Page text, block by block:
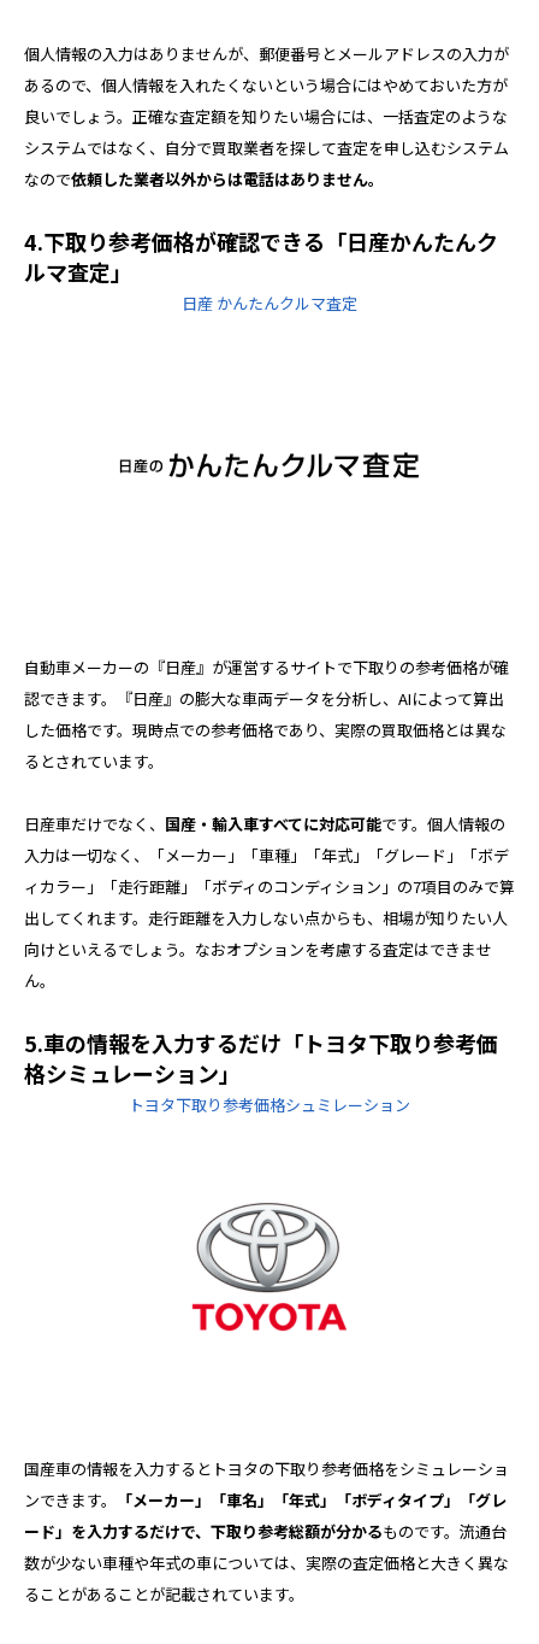
個人情報の入力はありませんが、郵便番号とメールアドレスの入力が
あるので、個人情報を入れたくないという場合にはやめておいた方が
良いでしょう。正確な査定額を知りたい場合には、一括査定のような
システムではなく、自分で買取業者を探して査定を申し込むシステム
なので依頼した業者以外からは電話はありません。
4.下取り参考価格が確認できる「日産かんたんク
ルマ査定」
日産 かんたんクルマ査定
自動車メーカーの『日産』が運営するサイトで下取りの参考価格が確
認できます。『日産』の膨大な車両データを分析し、AIによって算出
した価格です。現時点での参考価格であり、実際の買取価格とは異な
るとされています。
日産車だけでなく、 国産・輸入車すべてに対応可能です。個人情報の
入力は一切なく、「メーカー」「車種」「年式」「グレード」「ボデ
ィカラー」「走行距離」「ボディのコンディション」の7項目のみで算
出してくれます。走行距離を入力しない点からも、相場が知りたい人
向けといえるでしょう。なおオプションを考慮する査定はできませ
ん。
5.車の情報を入力するだけ「トヨタ下取り参考価
格シミュレーション」
トヨタ下取り参考価格シュミレーション
国産車の情報を入力するとトヨタの下取り参考価格をシミュレーショ
ンできます。
「メーカー」「車名」「年式」「ボディタイプ」「グレ
ード」を入力するだけで、下取り参考総額が分かるものです。流通台
数が少ない車種や年式の車については、実際の査定価格と大きく異な
ることがあることが記載されています。